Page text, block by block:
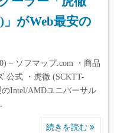
がWeb最安の
– ソフマップ.com ・商品
公式 ・虎徹 (SCKTT-
のIntel/AMDユニバーサル
続きを読む